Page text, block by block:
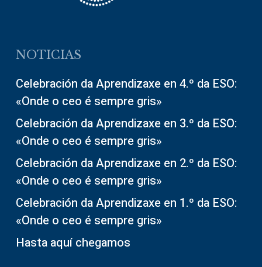
NOTICIAS
Celebración da Aprendizaxe en 4.º da ESO:
«Onde o ceo é sempre gris»
Celebración da Aprendizaxe en 3.º da ESO:
«Onde o ceo é sempre gris»
Celebración da Aprendizaxe en 2.º da ESO:
«Onde o ceo é sempre gris»
Celebración da Aprendizaxe en 1.º da ESO:
«Onde o ceo é sempre gris»
Hasta aquí chegamos